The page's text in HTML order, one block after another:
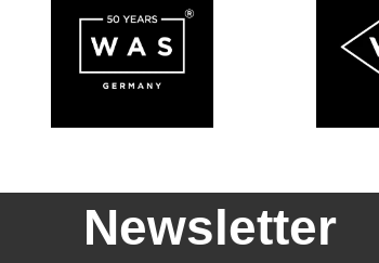
Newsletter